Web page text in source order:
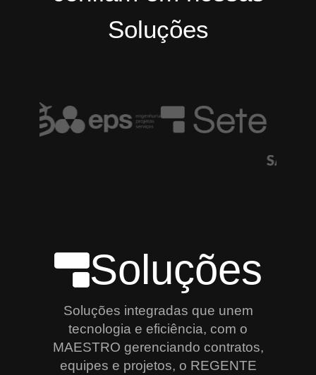
Soluções
Soluções
Soluções integradas que unem
tecnologia e eficiência, com o
MAESTRO gerenciando contratos,
equipes e projetos, o REGENTE